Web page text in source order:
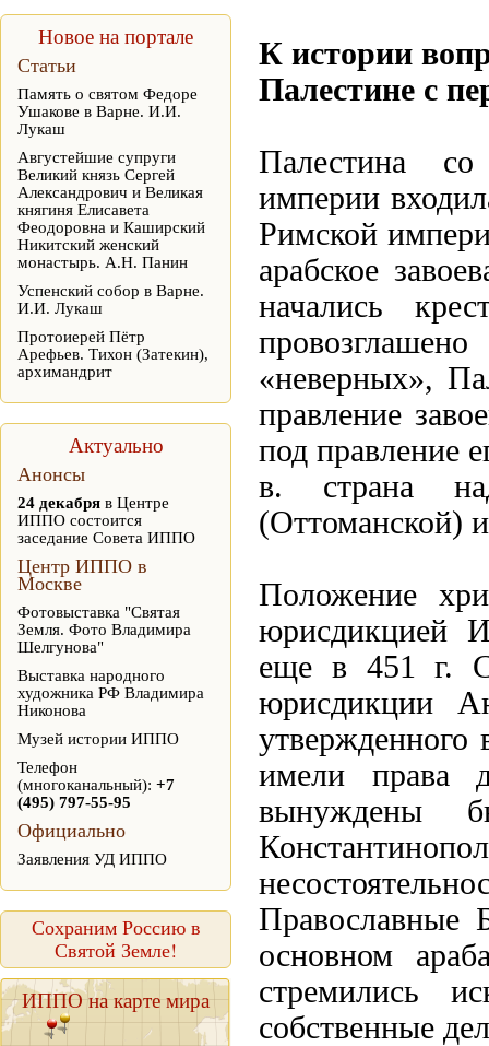
Новое на портале
Статьи
Память о святом Федоре
Ушакове в Варне. И.И.
Лукаш
Августейшие супруги
Великий князь Сергей
Александрович и Великая
княгиня Елисавета
Феодоровна и Каширский
Никитский женский
монастырь. А.Н. Панин
Успенский собор в Варне.
И.И. Лукаш
Протоиерей Пётр
Арефьев. Тихон (Затекин),
архимандрит
Актуально
Анонсы
24 декабря в Центре
ИППО состоится
заседание Совета ИППО
Центр ИППО в
Москве
Фотовыставка "Святая
Земля. Фото Владимира
Шелгунова"
Выставка народного
художника РФ Владимира
Никонова
Музей истории ИППО
Телефон
(многоканальный): +7
(495) 797-55-95
Официально
Заявления УД ИППО
Сохраним Россию в
Святой Земле!
ИППО на карте мира
К истории
Палестине с
Палестина со
империи
Римской
арабское
начались
«неверных»,
правление
под правление
в. страна
(Оттоманской)
Положение
юрисдикцией
еще в 451 г.
юрисдикции
утвержденного
имели права
вынуждены
Православные
основном
стремились
собственные